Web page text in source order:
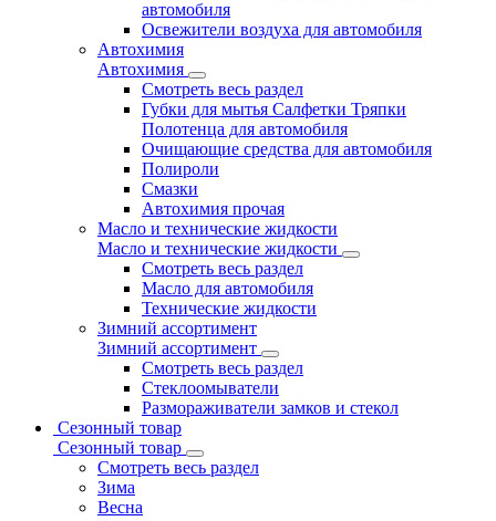
автомобиля
Освежители воздуха для автомобиля
Автохимия
Автохимия
Смотреть весь раздел
Губки для мытья Салфетки Тряпки
Полотенца для автомобиля
Очищающие средства для автомобиля
Полироли
Смазки
Автохимия прочая
Масло и технические жидкости
Масло и технические жидкости
Смотреть весь раздел
Масло для автомобиля
Технические жидкости
Зимний ассортимент
Зимний ассортимент
Смотреть весь раздел
Стеклоомыватели
Размораживатели замков и стекол
Сезонный товар
Сезонный товар
Смотреть весь раздел
Зима
Весна